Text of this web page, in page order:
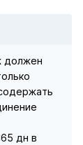
должен
дн в